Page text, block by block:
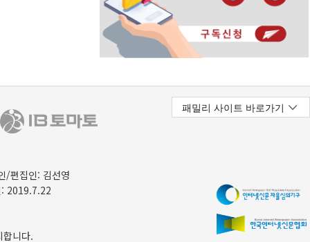
/편집인: 김선영
2019.7.22
니다.